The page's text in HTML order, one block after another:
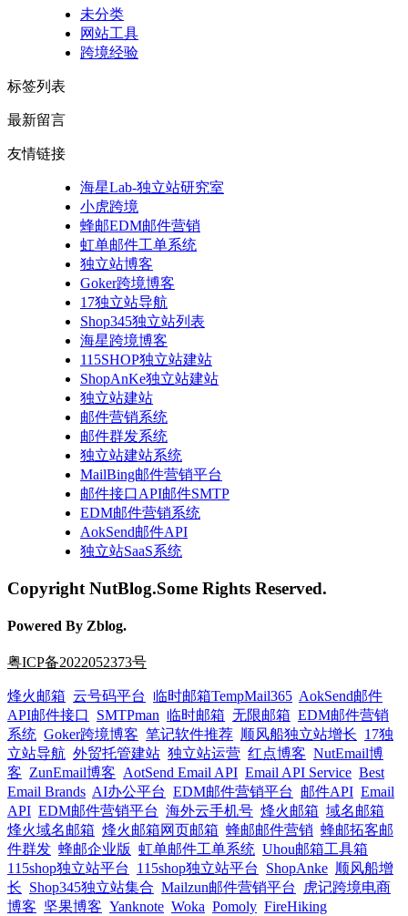
未分类
网站工具
跨境经验
标签列表
最新留言
友情链接
海星Lab-独立站研究室
小虎跨境
蜂邮EDM邮件营销
虹单邮件工单系统
独立站博客
Goker跨境博客
17独立站导航
Shop345独立站列表
海星跨境博客
115SHOP独立站建站
ShopAnKe独立站建站
独立站建站
邮件营销系统
邮件群发系统
独立站建站系统
MailBing邮件营销平台
邮件接口API邮件SMTP
EDM邮件营销系统
AokSend邮件API
独立站SaaS系统
Copyright NutBlog.Some Rights Reserved.
Powered By Zblog.
粤ICP备2022052373号
烽火邮箱 云号码平台 临时邮箱TempMail365 AokSend邮件
API邮件接口
SMTPman 临时邮箱 无限邮箱 EDM邮件营销
系统 Goker跨境博客 笔记软件推荐 顺风船独立站增长 17独
立站导航 外贸托管建站 独立站运营 红点博客 NutEmail博
客 ZunEmail博客 AotSend Email API Email API Service Best
Email Brands AI办公平台 EDM邮件营销平台 邮件API Email
API EDM邮件营销平台 海外云手机号 烽火邮箱 域名邮箱
烽火域名邮箱 烽火邮箱网页邮箱 蜂邮邮件营销 蜂邮拓客邮
件群发 蜂邮企业版 虹单邮件工单系统 Uhou邮箱工具箱
115shop独立站平台
115shop独立站平台 ShopAnke 顺风船增
长 Shop345独立站集合 Mailzun邮件营销平台
虎记跨境电商
博客 坚果博客 Yanknote Woka Pomoly FireHiking